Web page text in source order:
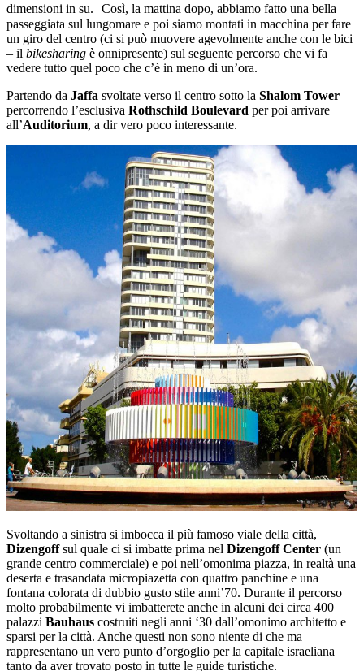
dimensioni in su. Così, la mattina dopo, abbiamo fatto una bella
passeggiata sul lungomare e poi siamo montati in macchina per fare
un giro del centro (ci si può muovere agevolmente anche con le bici
– il bikesharing è onnipresente) sul seguente percorso che vi fa
vedere tutto quel poco che c’è in meno di un’ora.
Partendo da Jaffa svoltate verso il centro sotto la Shalom Tower
percorrendo l’esclusiva Rothschild Boulevard per poi arrivare
all’Auditorium, a dir vero poco interessante.
Svoltando a sinistra si imbocca il più famoso viale della città,
Dizengoffsul quale ci si imbatte prima nel Dizengoff Center (un
grande centro commerciale) e poi nell’omonima piazza, in realtà una
deserta e trasandata micropiazetta con quattro panchine e una
fontana colorata di dubbio gusto stile anni’70. Durante il percorso
molto probabilmente vi imbatterete anche in alcuni dei circa 400
palazzi Bauhaus costruiti negli anni ‘30 dall’omonimo architetto e
sparsi per la città. Anche questi non sono niente di che ma
rappresentano un vero punto d’orgoglio per la capitale israeliana
tanto da aver trovato posto in tutte le guide turistiche.